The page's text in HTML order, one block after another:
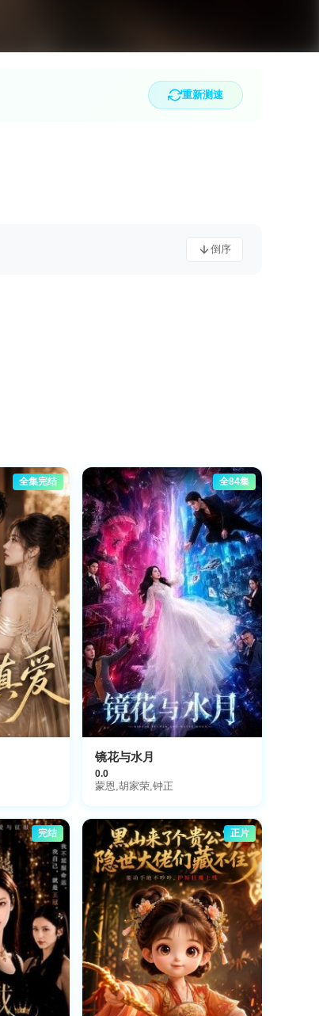
重新测速
倒序
全集完结 全84集
镜花与水月
0.0
蒙恩,胡家荣,钟正
完结 正片